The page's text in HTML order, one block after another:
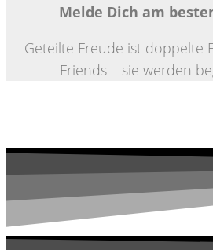
Melde Dich am
Geteilte Freude ist doppelte
Friends – sie werden